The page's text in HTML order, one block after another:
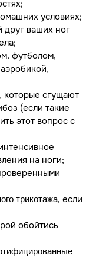
условиях;
друг ваших ног —
футболом,
, которые сгущают
(если такие
этот вопрос с
на ноги;
трикотажа, если
обойтись